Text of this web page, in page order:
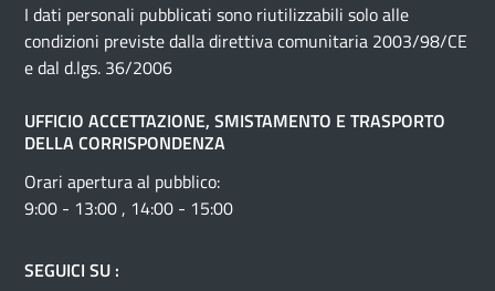
I dati personali pubblicati sono riutilizzabili solo alle
condizioni previste dalla direttiva comunitaria 2003/98/CE
e dal d.lgs. 36/2006
UFFICIO ACCETTAZIONE, SMISTAMENTO E TRASPORTO
DELLA CORRISPONDENZA
Orari apertura al pubblico:
9:00 - 13:00 , 14:00 - 15:00
SEGUICI SU :